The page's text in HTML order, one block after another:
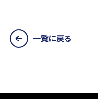
一覧に戻る